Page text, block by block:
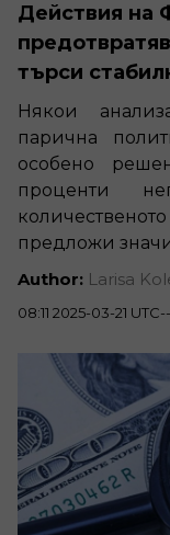
Действия на
търси
Някои
парична
особено
проценти
предложи
Author: Larisa
08:11 2025-03-21